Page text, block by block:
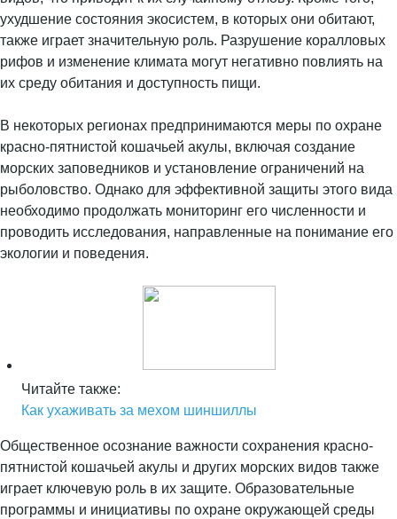
ухудшение состояния экосистем, в которых они обитают,
также играет значительную роль. Разрушение коралловых
рифов и изменение климата могут негативно повлиять на
их среду обитания и доступность пищи.
В некоторых регионах предпринимаются меры по охране
красно-пятнистой кошачьей акулы, включая создание
морских заповедников и установление ограничений на
рыболовство. Однако для эффективной защиты этого вида
необходимо продолжать мониторинг его численности и
проводить исследования, направленные на понимание его
экологии и поведения.
Читайте также:
Как ухаживать за мехом шиншиллы
Общественное осознание важности сохранения красно-
пятнистой кошачьей акулы и других морских видов также
играет ключевую роль в их защите. Образовательные
программы и инициативы по охране окружающей среды